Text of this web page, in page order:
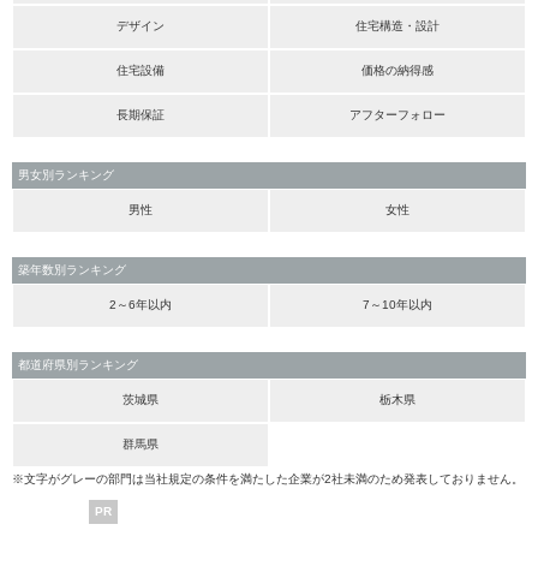
デザイン 住宅構造・設計
住宅設備 価格の納得感
長期保証 アフターフォロー
男女別ランキング
男性 女性
築年数別ランキング
2～6年以内 7～10年以内
都道府県別ランキング
茨城県 栃木県
群馬県
※文字がグレーの部門は当社規定の条件を満たした企業が2社未満のため発表しておりません。
PR